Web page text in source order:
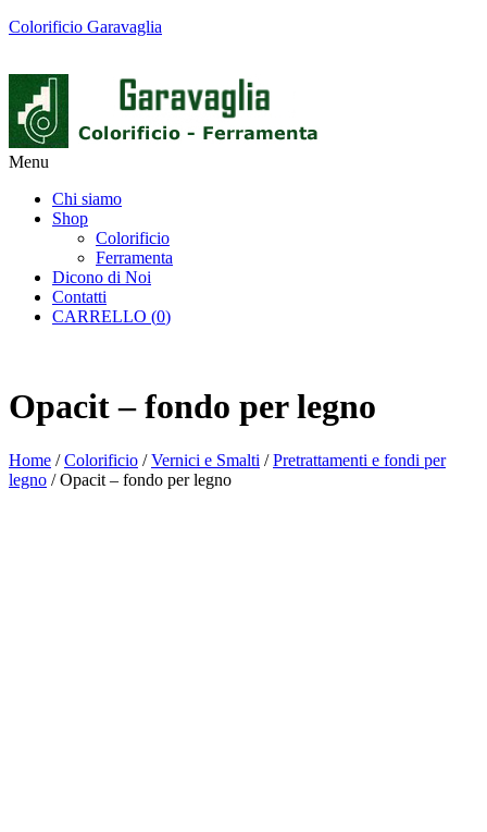
Colorificio Garavaglia
Menu
Chi siamo
Shop
Colorificio
Ferramenta
Dicono di Noi
Contatti
CARRELLO (0)
Opacit – fondo per legno
Home /Colorificio /Vernici e Smalti /Pretrattamenti e fondi per
legno / Opacit – fondo per legno